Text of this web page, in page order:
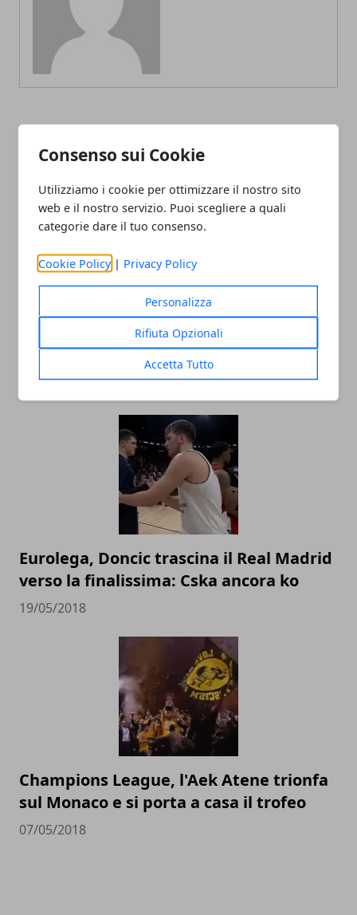
Consenso sui Cookie
Utilizziamo i cookie per ottimizzare il nostro sito
web e il nostro servizio. Puoi scegliere a quali
categorie dare il tuo consenso.
Cookie Policy | Privacy Policy
Personalizza
Rifiuta Opzionali
Accetta Tutto
Top 16 Eurolega 2020, guida alla 25°
giornata: l'Efes può allungare, e in zona
16/02/2020
Eurolega, Doncic trascina il Real Madrid
verso la finalissima: Cska ancora ko
19/05/2018
Champions League, l'Aek Atene trionfa
sul Monaco e si porta a casa il trofeo
07/05/2018